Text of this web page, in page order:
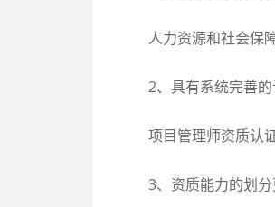
人力资源和社会保障
2、具有系统完善的
项目管理师资质认证
3、资质能力的划分